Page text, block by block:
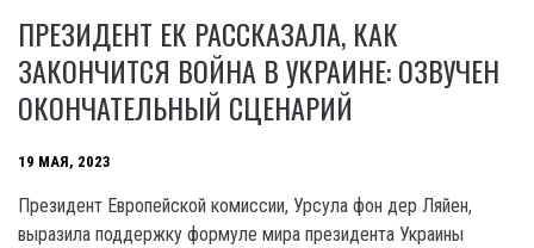
ПРЕЗИДЕНТ ЕК РАССКАЗАЛА, КАК
ЗАКОНЧИТСЯ ВОЙНА В УКРАИНЕ: ОЗВУЧЕН
ОКОНЧАТЕЛЬНЫЙ СЦЕНАРИЙ
19 МАЯ, 2023
Президент Европейской комиссии, Урсула фон дер Ляйен,
выразила поддержку формуле мира президента Украины